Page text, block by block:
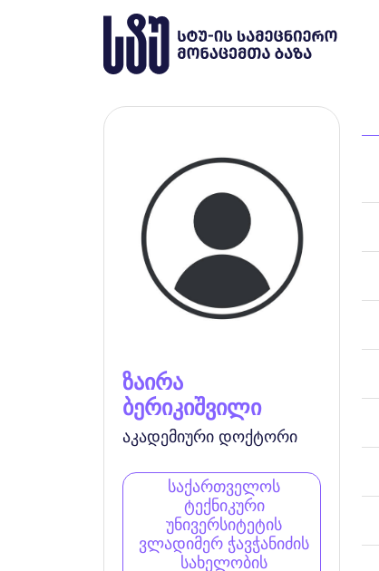
ზაირა
ბერიკიშვილი
აკადემიური დოქტორი
საქართველოს
ტექნიკური
უნივერსიტეტის
ვლადიმერ ჭავჭანიძის
სახელობის